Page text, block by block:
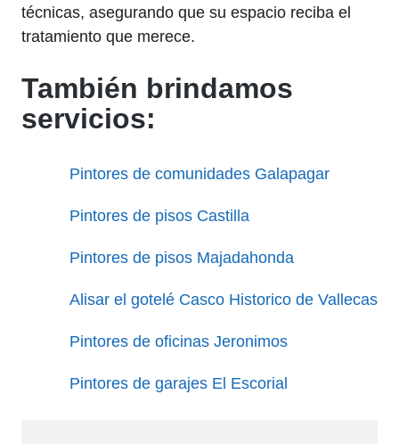
técnicas, asegurando que su espacio reciba el
tratamiento que merece.
También brindamos
servicios:
Pintores de comunidades Galapagar
Pintores de pisos Castilla
Pintores de pisos Majadahonda
Alisar el gotelé Casco Historico de Vallecas
Pintores de oficinas Jeronimos
Pintores de garajes El Escorial